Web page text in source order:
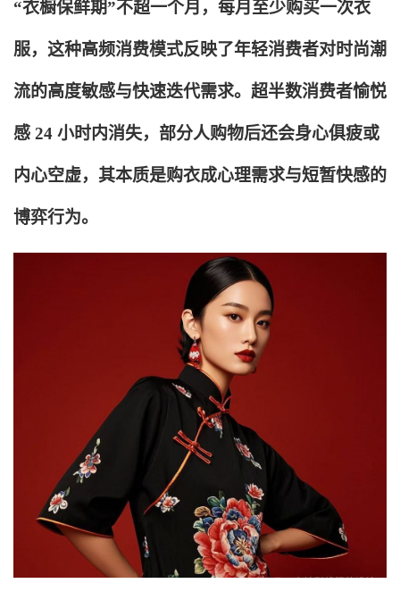
“衣橱保鲜期”不超一个月，每月至少购买一次衣
服，这种高频消费模式反映了年轻消费者对时尚潮
流的高度敏感与快速迭代需求。超半数消费者愉悦
感 24 小时内消失，部分人购物后还会身心俱疲或
内心空虚，其本质是购衣成心理需求与短暂快感的
博弈行为。